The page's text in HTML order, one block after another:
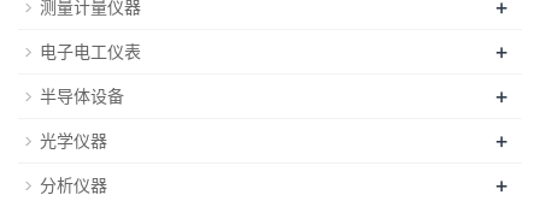
测量计量仪器 +
电子电工仪表 +
半导体设备 +
光学仪器 +
分析仪器 +